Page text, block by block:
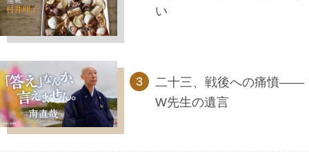
い
二十三、戦後への痛憤――
W先生の遺言